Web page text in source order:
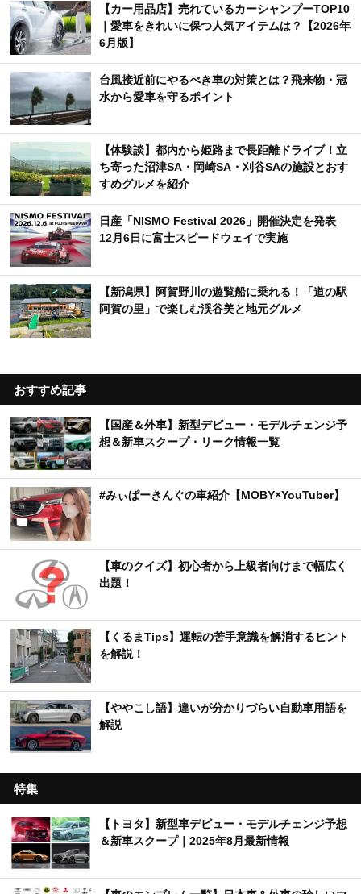
【カー用品店】売れているカーシャンプーTOP10
｜愛車をきれいに保つ人気アイテムは？【2026年
6月版】
台風接近前にやるべき車の対策とは？飛来物・冠
水から愛車を守るポイント
【体験談】都内から姫路まで長距離ドライブ！立
ち寄った沼津SA・岡崎SA・刈谷SAの施設とおす
すめグルメを紹介
日産「NISMO Festival 2026」開催決定を発表
12月6日に富士スピードウェイで実施
【新潟県】阿賀野川の遊覧船に乗れる！「道の駅
阿賀の里」で楽しむ渓谷美と地元グルメ
おすすめ記事
【国産＆外車】新型デビュー・モデルチェンジ予
想＆新車スクープ・リーク情報一覧
#みぃぱーきんぐの車紹介【MOBY×YouTuber】
【車のクイズ】初心者から上級者向けまで幅広く
出題！
【くるまTips】運転の苦手意識を解消するヒント
を解説！
【ややこし語】違いが分かりづらい自動車用語を
解説
特集
【トヨタ】新型車デビュー・モデルチェンジ予想
＆新車スクープ｜2025年8月最新情報